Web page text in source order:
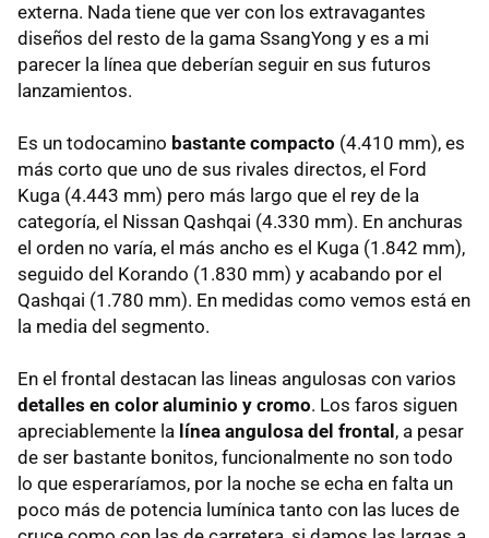
externa. Nada tiene que ver con los extravagantes
diseños del resto de la gama SsangYong y es a mi
parecer la línea que deberían seguir en sus futuros
lanzamientos.
Es un todocamino bastante compacto (4.410 mm), es
más corto que uno de sus rivales directos, el Ford
Kuga (4.443 mm) pero más largo que el rey de la
categoría, el Nissan Qashqai (4.330 mm). En anchuras
el orden no varía, el más ancho es el Kuga (1.842 mm),
seguido del Korando (1.830 mm) y acabando por el
Qashqai (1.780 mm). En medidas como vemos está en
la media del segmento.
En el frontal destacan las lineas angulosas con varios
detalles en color aluminio y cromo. Los faros siguen
apreciablemente la línea angulosa del frontal , a pesar
de ser bastante bonitos, funcionalmente no son todo
lo que esperaríamos, por la noche se echa en falta un
poco más de potencia lumínica tanto con las luces de